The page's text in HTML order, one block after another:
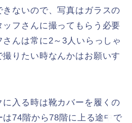
ないので、写真はガラスの
フさんに撮ってもらう必要
んは常に2～3人いらっしゃ
りたい時なんかはお願いす
入る時は靴カバーを履くの
74階から78階に上る途中で
こ＆てばおプロフィー
ル